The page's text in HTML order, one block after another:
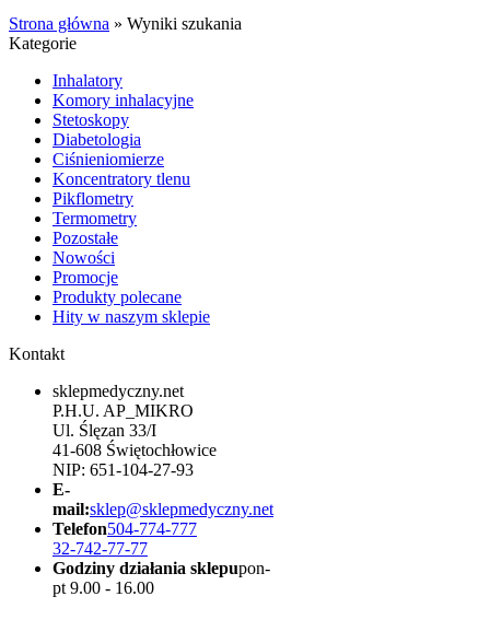
Strona główna » Wyniki szukania
Kategorie
Inhalatory
Komory inhalacyjne
Stetoskopy
Diabetologia
Ciśnieniomierze
Koncentratory tlenu
Pikflometry
Termometry
Pozostałe
Nowości
Promocje
Produkty polecane
Hity w naszym sklepie
Kontakt
sklepmedyczny.net
P.H.U. AP_MIKRO
Ul. Ślęzan 33/I
41-608 Świętochłowice
NIP: 651-104-27-93
E-
mail:sklep@sklepmedyczny.net
Telefon504-774-777
32-742-77-77
Godziny działania sklepupon-
pt 9.00 - 16.00